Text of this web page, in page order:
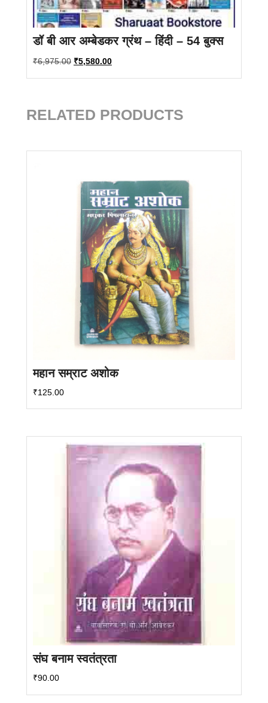
डॉ बी आर अम्बेडकर ग्रंथ – हिंदी – 54 बुक्स
₹6,975.00 Original
was:
₹5,580.00Current
is:
RELATED PRODUCTS
महान सम्राट अशोक
₹125.00
संघ बनाम स्वतंत्रता
₹90.00